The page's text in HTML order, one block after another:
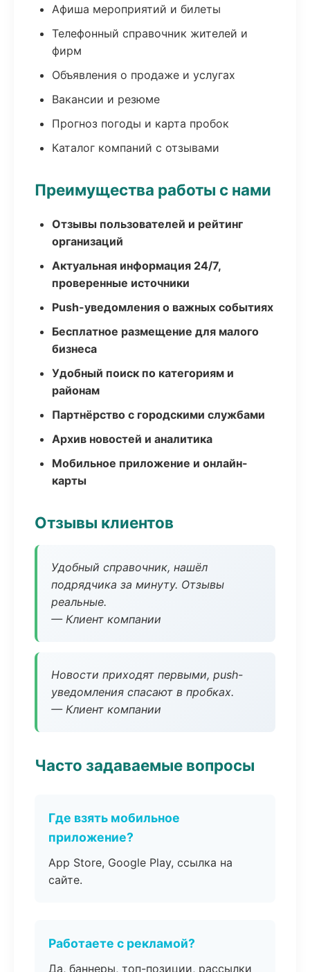
Афиша мероприятий и билеты
Телефонный справочник жителей и
фирм
Объявления о продаже и услугах
Вакансии и резюме
Прогноз погоды и карта пробок
Каталог компаний с отзывами
Преимущества работы с нами
Отзывы пользователей и рейтинг
организаций
Актуальная информация 24/7,
проверенные источники
Push-уведомления о важных событиях
Бесплатное размещение для малого
бизнеса
Удобный поиск по категориям и
районам
Партнёрство с городскими службами
Архив новостей и аналитика
Мобильное приложение и онлайн-
карты
Отзывы клиентов
Удобный справочник, нашёл
подрядчика за минуту. Отзывы
реальные.
— Клиент компании
Новости приходят первыми, push-
уведомления спасают в пробках.
— Клиент компании
Часто задаваемые вопросы
Где взять мобильное
приложение?
App Store, Google Play, ссылка на
сайте.
Работаете с рекламой?
Да, баннеры, топ-позиции, рассылки